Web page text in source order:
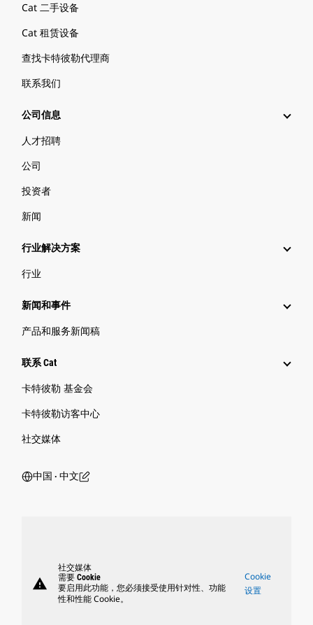
Cat 二手设备
Cat 租赁设备
查找卡特彼勒代理商
联系我们
公司信息
人才招聘
公司
投资者
新闻
行业解决方案
行业
新闻和事件
产品和服务新闻稿
联系 Cat
卡特彼勒 基金会
卡特彼勒访客中心
社交媒体
中国 ‧ 中文
warning
社交媒体
需要 Cookie
要启用此功能，您必须接受使用针对性、功能
性和性能 Cookie。
Cookie
设置